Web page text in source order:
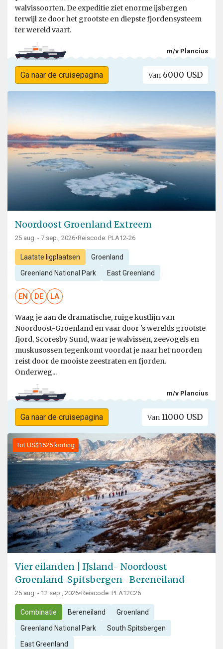
walvissoorten. De expeditie ziet enorme ijsbergen
terwijl ze door het grootste en diepste fjordensysteem
ter wereld vaart.
m/v Plancius
Ga naar de cruisepagina Van 6000 USD
Noordoost Groenland Extreem
25 aug. - 7 sep., 2026•Reiscode: PLA12-26
Laatste ligplaatsen Groenland
Greenland National Park East Greenland
EN DE LA
Waag je aan de dramatische, ruige kustlijn van
Noordoost-Groenland en vaar door 's werelds grootste
fjord, Scoresby Sund, waar je walvissen, zeevogels en
muskusossen tegenkomt voordat je naar het noorden
reist door de mooiste zeestraten en fjorden.
Onderweg...
m/v Plancius
Ga naar de cruisepagina Van 11000 USD
Tot US$1525 korting
Vier eilanden | IJsland- Noordoost
Groenland-Spitsbergen- Bereneiland
25 aug. - 12 sep., 2026•Reiscode: PLA12C26
Combinatie Bereneiland Groenland
Greenland National Park South Spitsbergen
East Greenland